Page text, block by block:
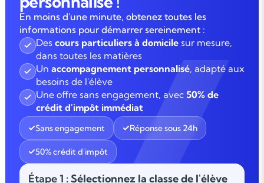
En moins d'une minute, obtenez toutes les
informations pour démarrer sereinement :
Des cours particuliers à domicilesur mesure,
dans toutes les matières
Un accompagnement personnalisé, adapté aux
besoins de l'élève
Une offre sans engagement, avec 50% de
crédit d'impôt immédiat
Sans engagement Réponse sous 24h
50% crédit d'impôt
Étape 1 : Sélectionnez la classe de l'élève